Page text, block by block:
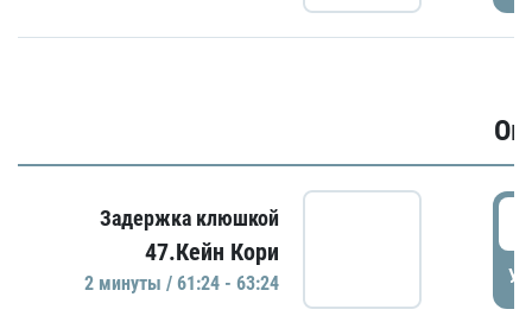
Задержка клюшкой
47.Кейн Кори
2 минуты / 61:24 - 63:24